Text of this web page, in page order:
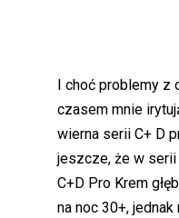
I choć problemy
czasem mnie
wierna serii C+ D
jeszcze, że w
C+D Pro Krem
na noc 30+, jednak